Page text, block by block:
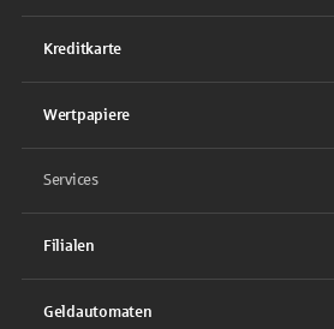
Kreditkarte
Wertpapiere
Services
Filialen
Geldautomaten